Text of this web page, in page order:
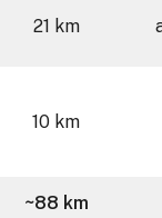
21 km
10 km
~88 km